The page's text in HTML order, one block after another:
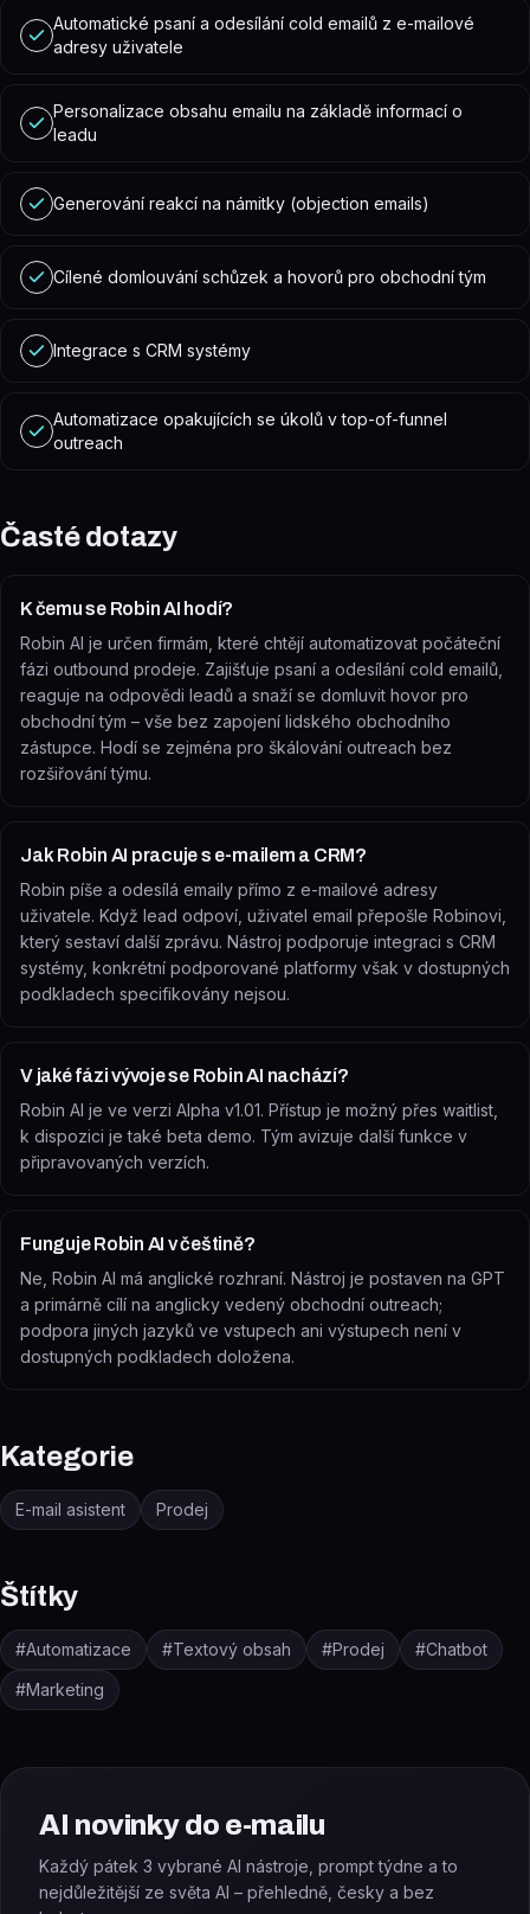
Automatické psaní a odesílání cold emailů z e-mailové
adresy uživatele
Personalizace obsahu emailu na základě informací o
leadu
Generování reakcí na námitky (objection emails)
Cílené domlouvání schůzek a hovorů pro obchodní tým
Integrace s CRM systémy
Automatizace opakujících se úkolů v top-of-funnel
outreach
Časté dotazy
K čemu se Robin AI hodí?
Robin AI je určen firmám, které chtějí automatizovat počáteční
fázi outbound prodeje. Zajišťuje psaní a odesílání cold emailů,
reaguje na odpovědi leadů a snaží se domluvit hovor pro
obchodní tým – vše bez zapojení lidského obchodního
zástupce. Hodí se zejména pro škálování outreach bez
rozšiřování týmu.
Jak Robin AI pracuje s e-mailem a CRM?
Robin píše a odesílá emaily přímo z e-mailové adresy
uživatele. Když lead odpoví, uživatel email přepošle Robinovi,
který sestaví další zprávu. Nástroj podporuje integraci s CRM
systémy, konkrétní podporované platformy však v dostupných
podkladech specifikovány nejsou.
V jaké fázi vývoje se Robin AI nachází?
Robin AI je ve verzi Alpha v1.01. Přístup je možný přes waitlist,
k dispozici je také beta demo. Tým avizuje další funkce v
připravovaných verzích.
Funguje Robin AI v češtině?
Ne, Robin AI má anglické rozhraní. Nástroj je postaven na GPT
a primárně cílí na anglicky vedený obchodní outreach;
podpora jiných jazyků ve vstupech ani výstupech není v
dostupných podkladech doložena.
Kategorie
E-mail asistent Prodej
Štítky
#Automatizace #Textový obsah #Prodej #Chatbot
#Marketing
AI novinky do e-mailu
Každý pátek 3 vybrané AI nástroje, prompt týdne a to
nejdůležitější ze světa AI – přehledně, česky a bez